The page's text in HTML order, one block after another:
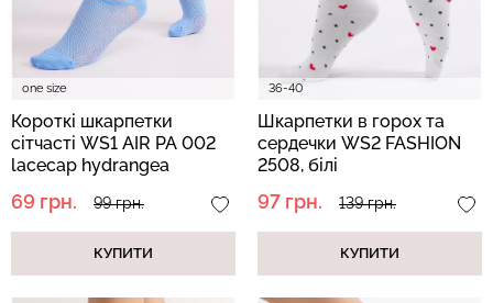
one size
Короткі шкарпетки
сітчасті WS1 AIR PA 002
lacecap hydrangea
69 грн. 99 грн.
КУПИТИ
36-40
Шкарпетки в горох та
сердечки WS2 FASHION
2508, білі
97 грн. 139 грн.
КУПИТИ